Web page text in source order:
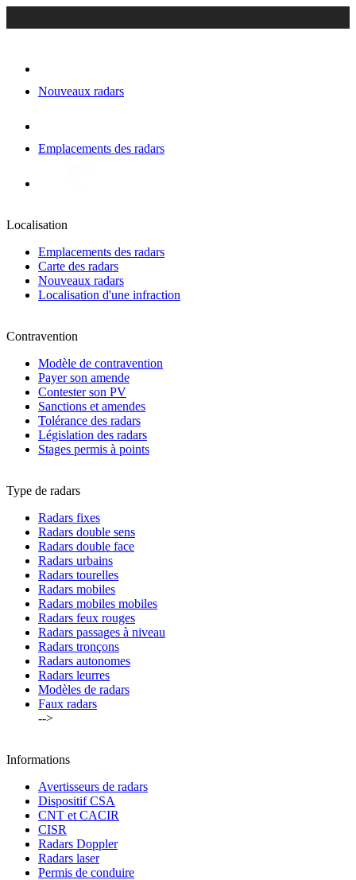
Nouveaux radars
Emplacements des radars
Localisation
Emplacements des radars
Carte des radars
Nouveaux radars
Localisation d'une infraction
Contravention
Modèle de contravention
Payer son amende
Contester son PV
Sanctions et amendes
Tolérance des radars
Législation des radars
Stages permis à points
Type de radars
Radars fixes
Radars double sens
Radars double face
Radars urbains
Radars tourelles
Radars mobiles
Radars mobiles mobiles
Radars feux rouges
Radars passages à niveau
Radars tronçons
Radars autonomes
Radars leurres
Modèles de radars
Faux radars
-->
Informations
Avertisseurs de radars
Dispositif CSA
CNT et CACIR
CISR
Radars Doppler
Radars laser
Permis de conduire